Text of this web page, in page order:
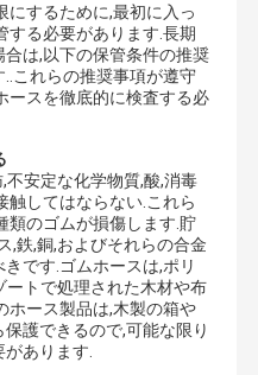
にするために,最初に入っ
する必要があります.長期
は,以下の保管条件の推奨
これらの推奨事項が遵守
ースを徹底的に検査する必
不安定な化学物質,酸,消毒
触してはならない.これら
類のゴムが損傷します.貯
,鉄,銅,およびそれらの合金
です.ゴムホースは,ポリ
ートで処理された木材や布
ホース製品は,木製の箱や
護できるので,可能な限り
あります.